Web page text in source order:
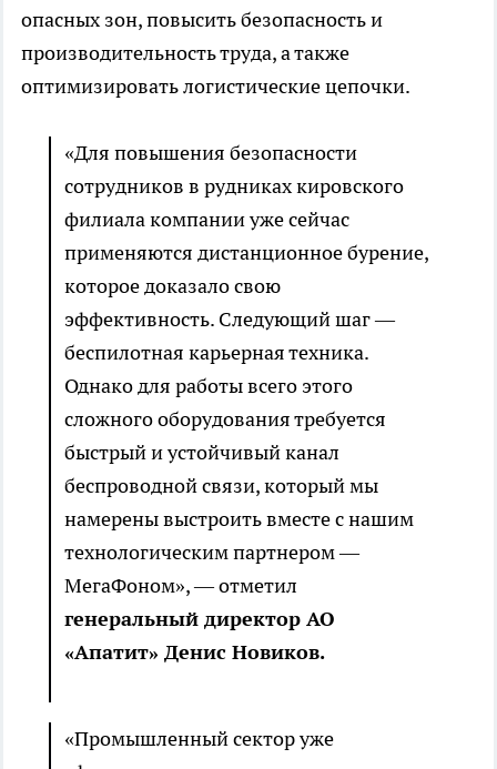
опасных зон, повысить безопасность и
производительность труда, а также
оптимизировать логистические цепочки.
«Для повышения безопасности
сотрудников в рудниках кировского
филиала компании уже сейчас
применяются дистанционное бурение,
которое доказало свою
эффективность. Следующий шаг —
беспилотная карьерная техника.
Однако для работы всего этого
сложного оборудования требуется
быстрый и устойчивый канал
беспроводной связи, который мы
намерены выстроить вместе с нашим
технологическим партнером —
МегаФоном», — отметил
генеральный директор АО
«Апатит» Денис Новиков.
«Промышленный сектор уже